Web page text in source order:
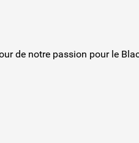
de notre passion pour le